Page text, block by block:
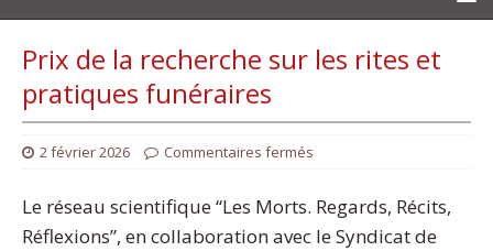
Prix de la recherche sur les rites et
pratiques funéraires
2 février 2026 Commentaires fermés
Le réseau scientifique “Les Morts. Regards, Récits,
Réflexions”, en collaboration avec le Syndicat de